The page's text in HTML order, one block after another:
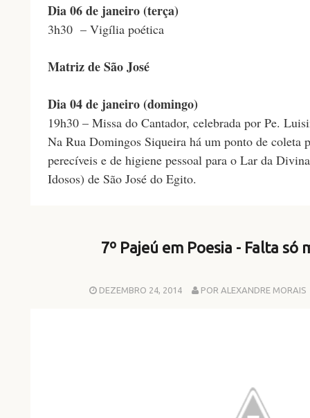
Dia 06 de janeiro (terça)
3h30 – Vigília poética
Matriz de São José
Dia 04 de janeiro (domingo)
19h30 – Missa do Cantador, celebrada por Pe.
Na Rua Domingos Siqueira há um ponto de coleta
perecíveis e de higiene pessoal para o Lar da
Idosos) de São José do Egito.
7º Pajeú em Poesia - Falta só
DEZEMBRO 24, 2014 POR ALEXANDRE MORAIS